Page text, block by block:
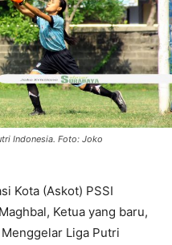
Indonesia. Foto: Joko
Kota (Askot) PSSI
Ketua yang baru,
Liga Putri